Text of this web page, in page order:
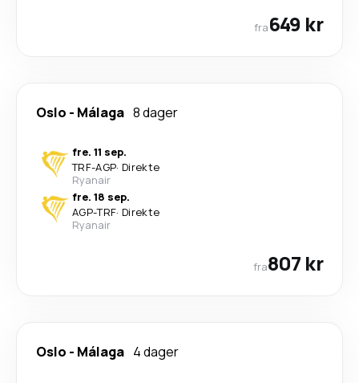
fra649 kr
Oslo - Málaga 8 dager
fre. 11 sep.
TRF-AGP· Direkte
Ryanair
fre. 18 sep.
AGP-TRF· Direkte
Ryanair
fra807 kr
Oslo - Málaga 4 dager